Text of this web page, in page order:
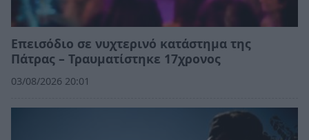
Επεισόδιο σε νυχτερινό κατάστημα της
Πάτρας – Τραυματίστηκε 17χρονος
03/08/2026 20:01